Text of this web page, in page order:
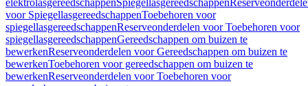
elektrolasgereedschappenSpiegellasgereedschappen
voor SpiegellasgereedschappenToebehoren voor
spiegellasgereedschappenReserveonderdelen voor Toebehoren voor
spiegellasgereedschappenGereedschappen om buizen te
bewerkenReserveonderdelen voor Gereedschappen om buizen te
bewerkenToebehoren voor gereedschappen om buizen te
bewerkenReserveonderdelen voor Toebehoren voor